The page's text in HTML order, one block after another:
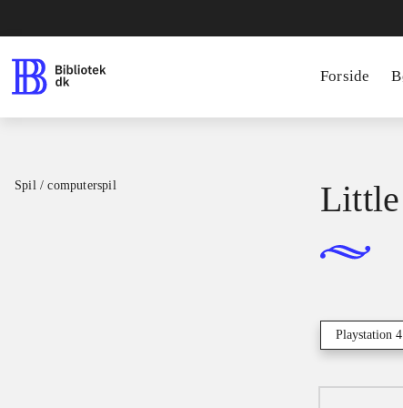
Forside
Spil / computerspil
Playstation 4